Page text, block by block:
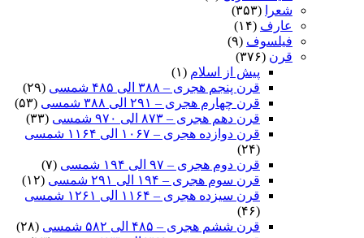
شعرا
(۳۵۳)
عارف (۱۴)
فیلسوف (۹)
قرن (۳۷۶)
پیش از اسلام (۱)
قرن پنجم هجری – ۳۸۸ الی ۴۸۵ شمسی
(۲۹)
قرن چهارم هجری – ۲۹۱ الی ۳۸۸ شمسی
(۵۳)
قرن دهم هجری – ۸۷۳ الی ۹۷۰ شمسی
(۳۳)
قرن دوازده هجری – ۱۰۶۷ الی ۱۱۶۴ شمسی
(۲۴)
قرن دوم هجری – ۹۷ الی ۱۹۴ شمسی
(۷)
قرن سوم هجری – ۱۹۴ الی ۲۹۱ شمسی
(۱۲)
قرن سیزده هجری – ۱۱۶۴ الی ۱۲۶۱ شمسی
(۴۶)
قرن ششم هجری – ۴۸۵ الی ۵۸۲ شمسی
(۲۸)